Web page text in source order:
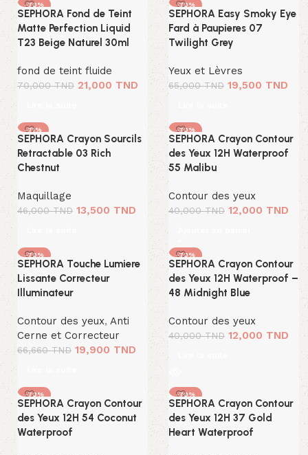
-70%
SOLD OUT
SEPHORA Fond de Teint
Matte Perfection Liquid
T23 Beige Naturel 30ml
fond de teint fluide
70,000TND 21,000 TND
-70%
SOLD OUT
SEPHORA Easy Smoky Eye
Fard à Paupieres 07
Twilight Grey
Yeux et Lèvres
65,000TND 19,500 TND
-71%
SOLD OUT
SEPHORA Crayon Sourcils
Retractable 03 Rich
Chestnut
Maquillage
46,000TND 13,500 TND
-70%
SEPHORA Crayon Contour
des Yeux 12H Waterproof
55 Malibu
Contour des yeux
40,000TND 12,000 TND
-70%
SOLD OUT
SEPHORA Touche Lumiere
Lissante Correcteur
Illuminateur
Contour des yeux, Anti
Cerne et Correcteur
66,660TND 19,900 TND
-70%
SOLD OUT
SEPHORA Crayon Contour
des Yeux 12H Waterproof –
48 Midnight Blue
Contour des yeux
40,000TND 12,000 TND
-70%
SOLD OUT
SEPHORA Crayon Contour
des Yeux 12H 54 Coconut
Waterproof
-70%
SEPHORA Crayon Contour
des Yeux 12H 37 Gold
Heart Waterproof